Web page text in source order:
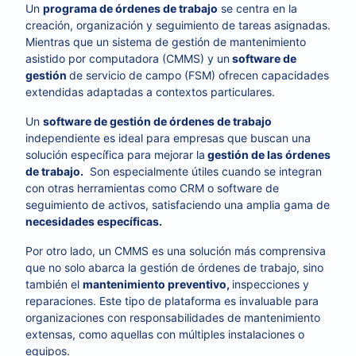
Un programa de órdenes de trabajo se centra en la
creación, organización y seguimiento de tareas asignadas.
Mientras que un sistema de gestión de mantenimiento
asistido por computadora (CMMS) y unsoftware de
gestión de servicio de campo (FSM) ofrecen capacidades
extendidas adaptadas a contextos particulares.
Un software de gestión de órdenes de trabajo
independiente es ideal para empresas que buscan una
solución específica para mejorar la gestión de las órdenes
de trabajo. Son especialmente útiles cuando se integran
con otras herramientas como CRM o software de
seguimiento de activos, satisfaciendo una amplia gama de
necesidades específicas.
Por otro lado, un CMMS es una solución más comprensiva
que no solo abarca la gestión de órdenes de trabajo, sino
también el mantenimiento preventivo, inspecciones y
reparaciones. Este tipo de plataforma es invaluable para
organizaciones con responsabilidades de mantenimiento
extensas, como aquellas con múltiples instalaciones o
equipos.